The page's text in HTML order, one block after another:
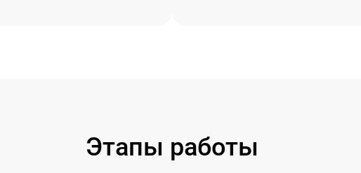
Этапы работы